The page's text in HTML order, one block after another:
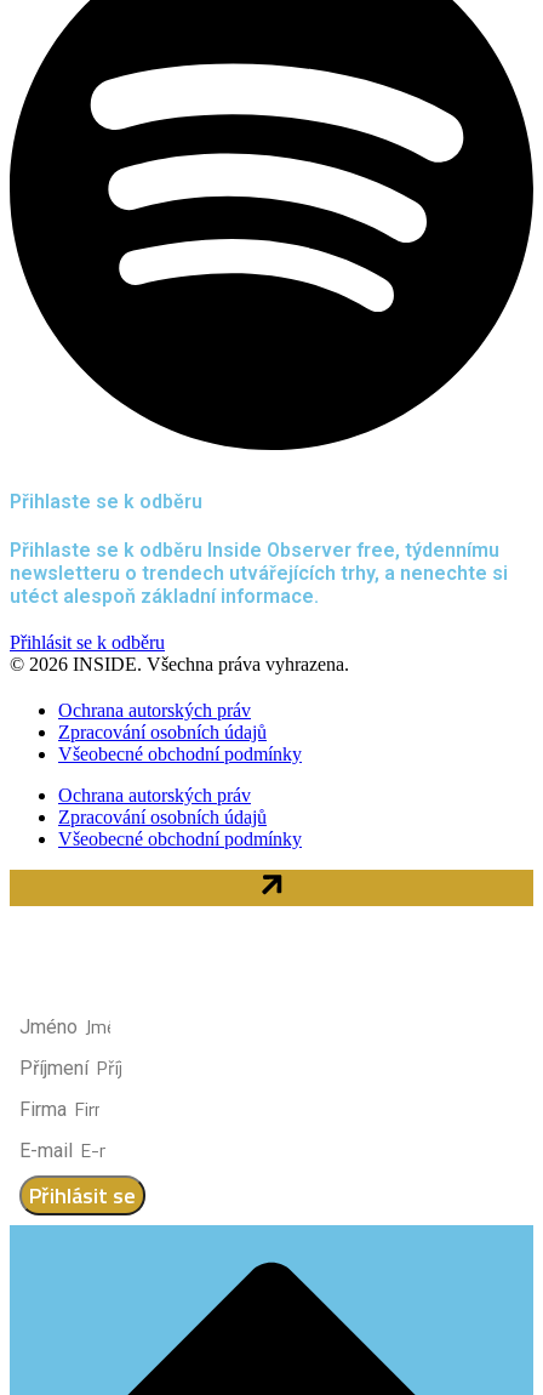
Přihlaste se k odběru
Přihlaste se k odběru Inside Observer free, týdennímu
newsletteru o trendech utvářejících trhy, a nenechte si
utéct alespoň základní informace.
Přihlásit se k odběru
© 2026 INSIDE. Všechna práva vyhrazena.
Ochrana autorských práv
Zpracování osobních údajů
Všeobecné obchodní podmínky
Ochrana autorských práv
Zpracování osobních údajů
Všeobecné obchodní podmínky
Jméno
Příjmení
Firma
E-mail
Přihlásit se